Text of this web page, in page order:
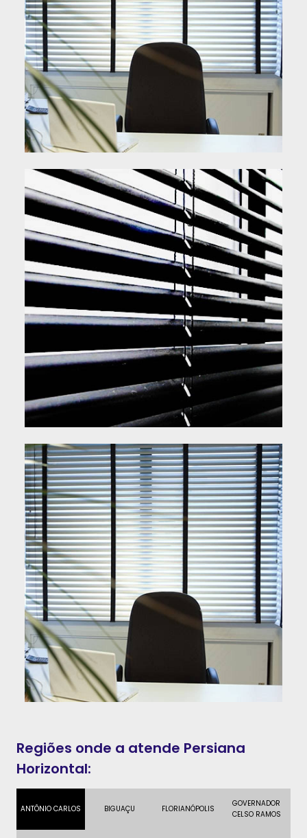
Regiões onde a atende Persiana
Horizontal:
ANTÔNIO CARLOS BIGUAÇU FLORIANÓPOLIS
GOVERNADOR
CELSO RAMOS